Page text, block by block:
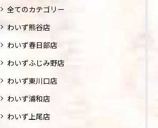
全てのカテゴリー
わいず熊谷店
わいず春日部店
わいずふじみ野店
わいず東川口店
わいず浦和店
わいず上尾店